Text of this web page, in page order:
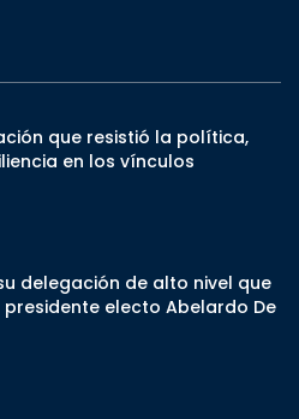
que resistió la política,
en los vínculos
delegación de alto nivel que
electo Abelardo De